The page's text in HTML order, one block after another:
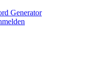
Generator